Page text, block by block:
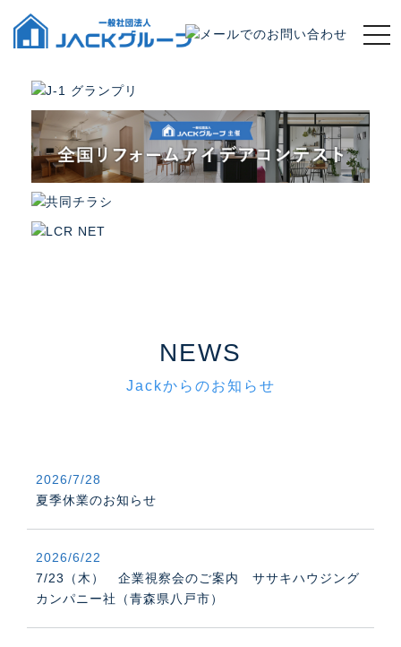
t
NEWS
Jackからのお知らせ
2026/7/28
夏季休業のお知らせ
2026/6/22
7/23（木） 企業視察会のご案内 ササキハウジング
カンパニー社（青森県八戸市）